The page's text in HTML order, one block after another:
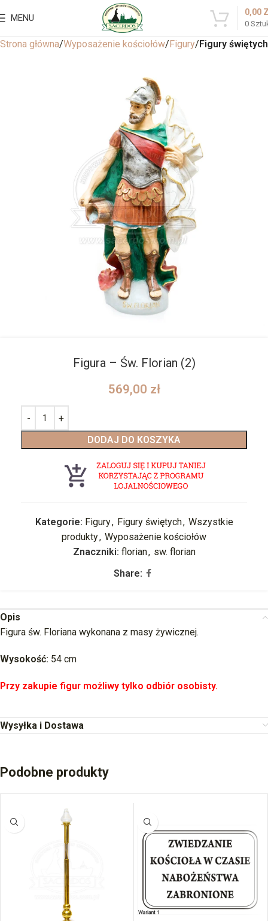
MENU
0
0,00
Strona główna Wyposażenie kościołów Figury Figury świętych
Figura – Św. Florian (2)
569,00 zł
DODAJ DO KOSZYKA
Kategorie: Figury, Figury świętych, Wszystkie
produkty, Wyposażenie kościołów
Znaczniki: florian, sw. florian
Share:
Opis
Figura św. Floriana wykonana z masy żywicznej.
Wysokość: 54 cm
Przy zakupie figur możliwy tylko odbiór osobisty.
Wysyłka i Dostawa
Podobne produkty